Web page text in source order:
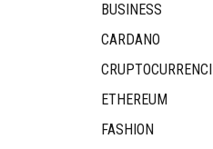
BUSINESS
CARDANO
ETHEREUM
FASHION